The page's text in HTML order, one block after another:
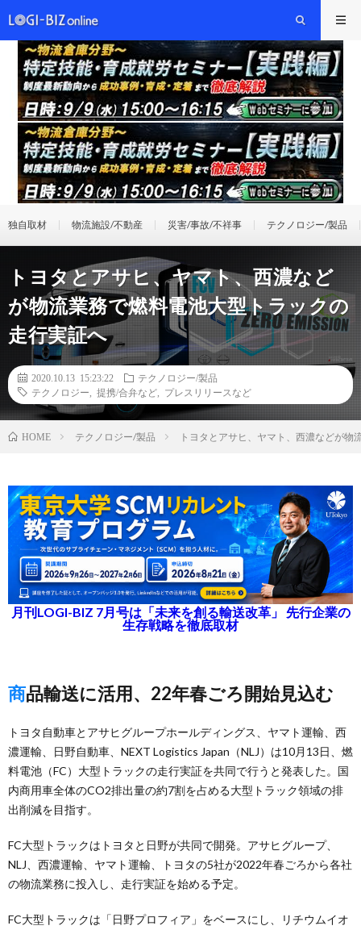
独自取材 物流施設/不動産 災害/事故/不祥事 テクノロジー/製品
トヨタとアサヒ、ヤマト、西濃など
が物流業務で燃料電池大型トラックの
走行実証へ
2020.10.13 15:23:22
テクノロジー/製品
テクノロジー
提携/合弁など プレスリリースなど
HOME テクノロジー/製品 トヨタとアサヒ、ヤマト、西濃などが
月刊LOGI-BIZ 7月号は「未来を創る輸送改革」 先行企業の
生存戦略を徹底取材
商品輸送に活用、22年春ごろ開始見込む
トヨタ自動車とアサヒグループホールディングス、ヤマト運輸、西
濃運輸、日野自動車、NEXT Logistics Japan（NLJ）は10月13日、燃
料電池（FC）大型トラックの走行実証を共同で行うと発表した。国
内商用車全体のCO2排出量の約7割を占める大型トラック領域の排
出削減を目指す。
FC大型トラックはトヨタと日野が共同で開発。アサヒグループ、
NLJ、西濃運輸、ヤマト運輸、トヨタの5社が2022年春ごろから各社
の物流業務に投入し、走行実証を始める予定。
FC大型トラックは「日野プロフィア」をベースにし、リチウムイオ